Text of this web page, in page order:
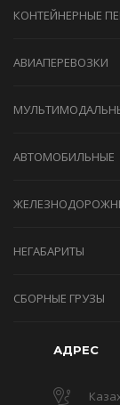
КОНТЕЙНЕРНЫЕ
АВИАПЕРЕВОЗКИ
АВТОМОБИЛЬНЫЕ
НЕГАБАРИТЫ
СБОРНЫЕ ГРУЗЫ
АДРЕС